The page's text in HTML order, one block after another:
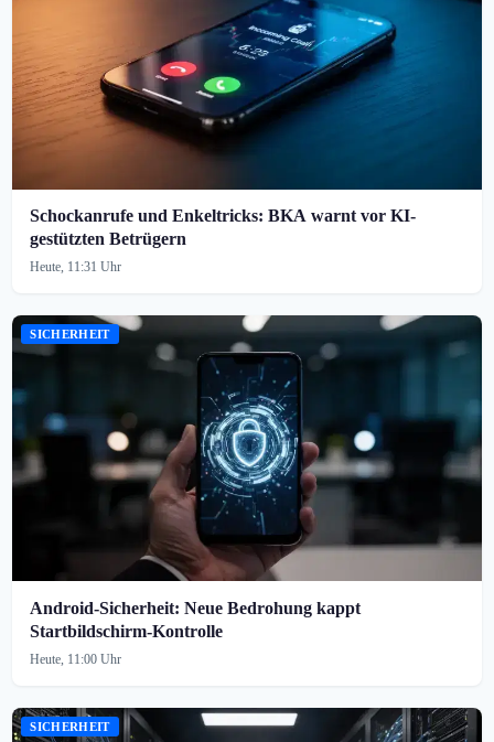
Schockanrufe und Enkeltricks: BKA warnt vor KI-
gestützten Betrügern
Heute, 11:31 Uhr
SICHERHEIT
Android-Sicherheit: Neue Bedrohung kappt
Startbildschirm-Kontrolle
Heute, 11:00 Uhr
SICHERHEIT